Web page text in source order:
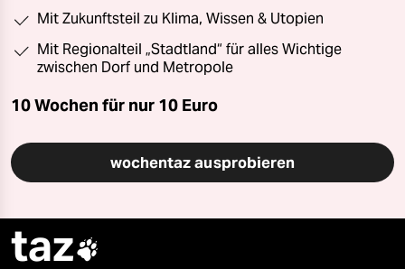
Mit Zukunftsteil zu Klima, Wissen & Utopien
Mit Regionalteil „Stadtland“ für alles Wichtige
zwischen Dorf und Metropole
10 Wochen für nur 10 Euro
wochentaz ausprobieren
taz